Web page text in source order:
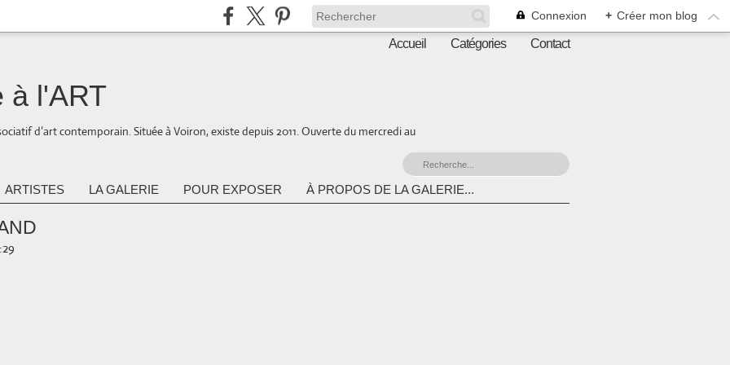
Connexion + Créer mon blog
Accueil Catégories Contact
à l'ART
d’art contemporain. Située à Voiron, existe depuis 2011. Ouverte du mercredi au
ARTISTES LA GALERIE POUR EXPOSER À PROPOS DE LA GALERIE...